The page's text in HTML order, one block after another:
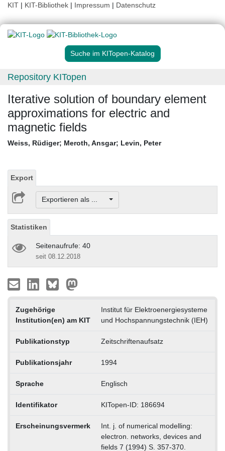
KIT | KIT-Bibliothek | Impressum | Datenschutz
Suche im KITopen-Katalog
Repository KITopen
Iterative solution of boundary element
approximations for electric and
magnetic fields
Weiss, Rüdiger; Meroth, Ansgar; Levin, Peter
Export
Exportieren als ...
Statistiken
Seitenaufrufe: 40
seit 08.12.2018
Zugehörige
Institution(en) am KIT
Institut für Elektroenergiesysteme
und Hochspannungstechnik (IEH)
Publikationstyp Zeitschriftenaufsatz
Publikationsjahr 1994
Sprache Englisch
Identifikator KITopen-ID: 186694
Erscheinungsvermerk
Int. j. of numerical modelling:
electron. networks, devices and
fields 7 (1994) S. 357-370.